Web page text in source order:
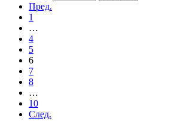
Пред.
1
…
4
5
6
7
8
…
10
След.